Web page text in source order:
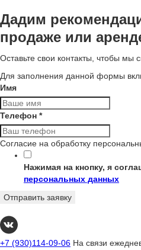
Дадим
продаже или
Оставьте свои контакты, чтобы мы
Для заполнения данной формы
Имя
Телефон *
Согласие на обработку
Нажимая на кнопку, я
персональных данных
Отправить заявку
+7 (930)114-09-06 На связи